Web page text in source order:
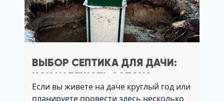
ВЫБОР СЕПТИКА ДЛЯ ДАЧИ:
КАК ИЗБЕЖАТЬ ЗАПАХА,
ПЕРЕПОЛНЕНИЯ И СБОЕВ ПРИ
Если вы живете на даче круглый год или
планируете провести здесь несколько